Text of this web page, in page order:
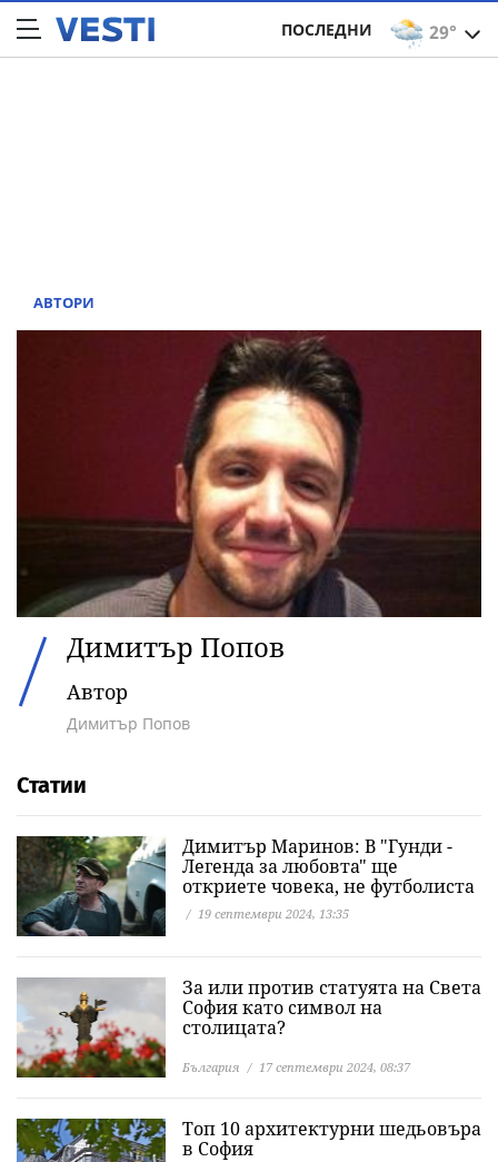
29°
ПОСЛЕДНИ
АВТОРИ
Димитър Попов
Автор
Димитър Попов
Статии
Димитър Маринов: В "Гунди -
Легенда за любовта" ще
откриете човека, не футболиста
19 септември 2024, 13:35
За или против статуята на Света
София като символ на
столицата?
България 17 септември 2024, 08:37
Топ 10 архитектурни шедьовъра
в София